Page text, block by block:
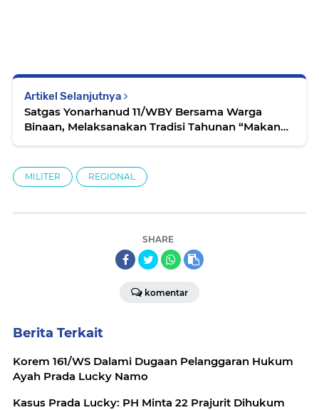
Artikel Selanjutnya
Satgas Yonarhanud 11/WBY Bersama Warga
Binaan, Melaksanakan Tradisi Tahunan “Makan
MILITER REGIONAL
SHARE
komentar
Berita Terkait
Korem 161/WS Dalami Dugaan Pelanggaran Hukum
Ayah Prada Lucky Namo
Kasus Prada Lucky: PH Minta 22 Prajurit Dihukum